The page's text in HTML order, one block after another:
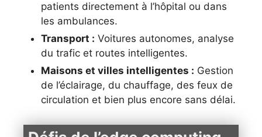
patients directement à l’hôpital ou dans
les ambulances.
Transport : Voitures autonomes, analyse
du trafic et routes intelligentes.
Maisons et villes intelligentes : Gestion
de l’éclairage, du chauffage, des feux de
circulation et bien plus encore sans délai.